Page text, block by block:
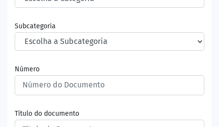
Subcategoria
Número
Título do documento